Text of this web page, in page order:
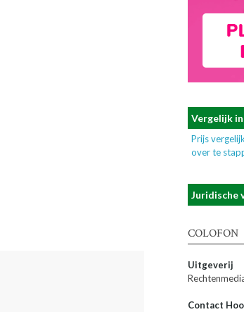
Vergelijk
Prijs
over te
Juridische
COLOFON
Uitgeverij
Contact